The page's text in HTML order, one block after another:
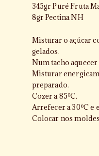
345gr Puré Fruta
8gr Pectina NH
Misturar o açúcar
gelados.
Num tacho aquecer
Misturar
preparado.
Cozer a 85ºC.
Arrefecer a 30ºC e
Colocar nos